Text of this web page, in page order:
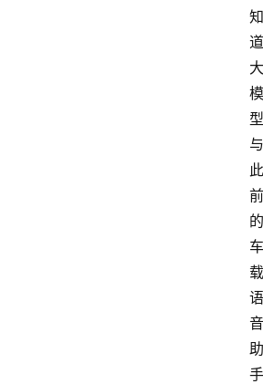
知
道
大
模
型
与
此
前
的
车
载
语
音
助
手